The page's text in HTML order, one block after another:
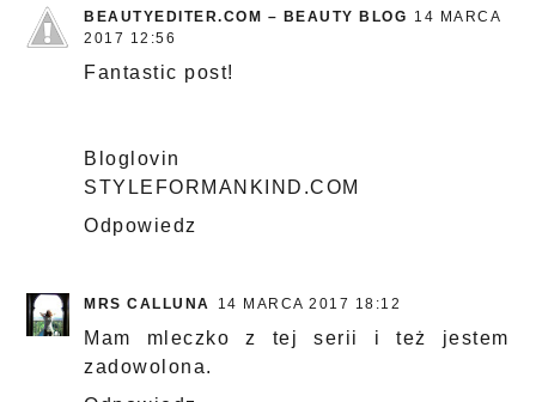
BEAUTYEDITER.COM – BEAUTY BLOG 14 MARCA
2017 12:56
Fantastic post!
Bloglovin
STYLEFORMANKIND.COM
Odpowiedz
MRS CALLUNA 14 MARCA 2017 18:12
Mam mleczko​ z tej serii i też jestem
zadowolona.